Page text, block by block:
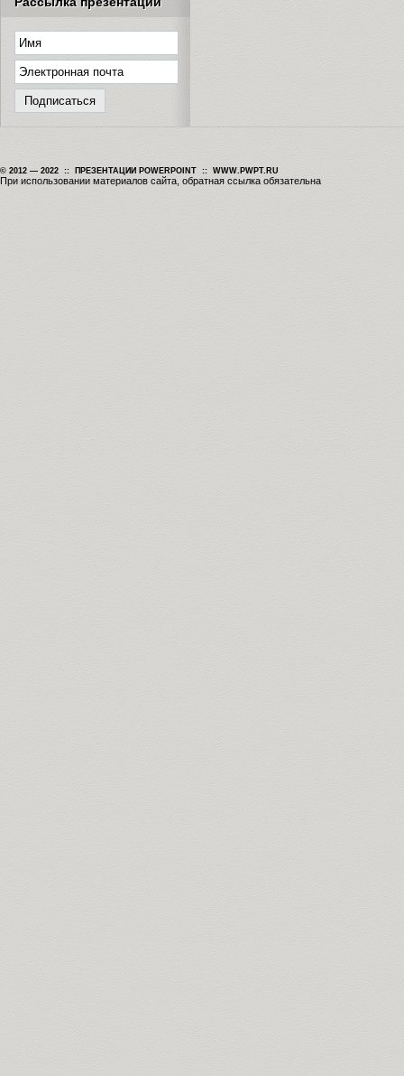
© 2012 — 2022 :: ПРЕЗЕНТАЦИИ POWERPOINT :: WWW.PWPT.RU
При использовании материалов сайта, обратная ссылка обязательна